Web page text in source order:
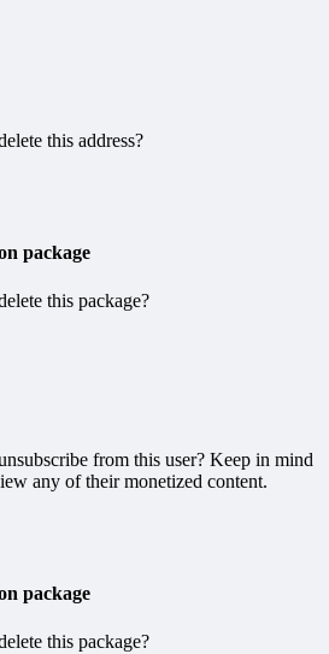
this address?
package
this package?
from this user? Keep in mind
any of their monetized content.
package
this package?